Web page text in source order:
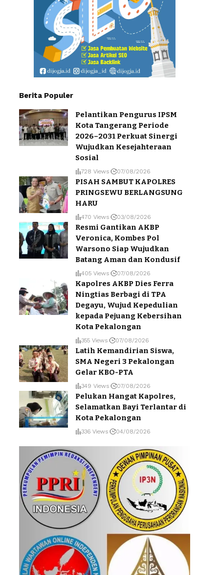
Berita Populer
Pelantikan Pengurus IPSM
Kota Tangerang Periode
2026–2031 Perkuat Sinergi
Wujudkan Kesejahteraan
Sosial
728 Views 07/08/2026
PISAH SAMBUT KAPOLRES
PRINGSEWU BERLANGSUNG
HARU
470 Views 03/08/2026
Resmi Gantikan AKBP
Veronica, Kombes Pol
Warsono Siap Wujudkan
Batang Aman dan Kondusif
405 Views 07/08/2026
Kapolres AKBP Dies Ferra
Ningtias Berbagi di TPA
Degayu, Wujud Kepedulian
kepada Pejuang Kebersihan
Kota Pekalongan
355 Views 07/08/2026
Latih Kemandirian Siswa,
SMA Negeri 3 Pekalongan
Gelar KBO-PTA
349 Views 07/08/2026
Pelukan Hangat Kapolres,
Selamatkan Bayi Terlantar di
Kota Pekalongan
336 Views 04/08/2026